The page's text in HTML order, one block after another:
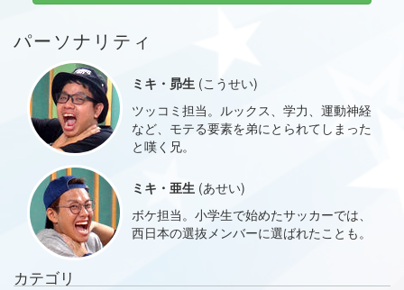
パーソナリティ
ミキ・昴生 (こうせい)
ツッコミ担当。ルックス、学力、運動神経
など、モテる要素を弟にとられてしまった
と嘆く兄。
ミキ・亜生 (あせい)
ボケ担当。小学生で始めたサッカーでは、
西日本の選抜メンバーに選ばれたことも。
カテゴリ